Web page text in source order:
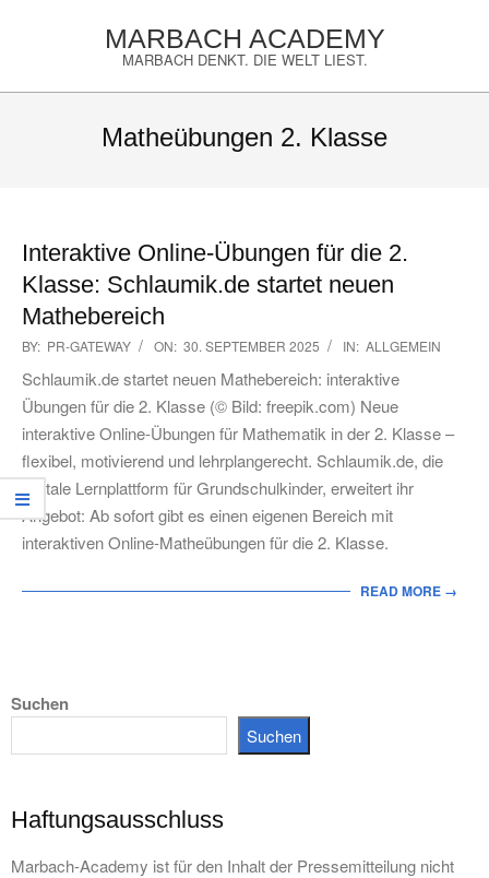
MARBACH ACADEMY
MARBACH DENKT. DIE WELT LIEST.
Matheübungen 2. Klasse
Interaktive Online-Übungen für die 2.
Klasse: Schlaumik.de startet neuen
Mathebereich
2025-
09-
30
BY: PR-GATEWAY ON: 30. SEPTEMBER 2025 IN: ALLGEMEIN
Schlaumik.de startet neuen Mathebereich: interaktive
Übungen für die 2. Klasse (© Bild: freepik.com) Neue
interaktive Online-Übungen für Mathematik in der 2. Klasse –
flexibel, motivierend und lehrplangerecht. Schlaumik.de, die
digitale Lernplattform für Grundschulkinder, erweitert ihr
Angebot: Ab sofort gibt es einen eigenen Bereich mit
interaktiven Online-Matheübungen für die 2. Klasse.
READ MORE →
Suchen
Suchen
Haftungsausschluss
Marbach-Academy ist für den Inhalt der Pressemitteilung nicht